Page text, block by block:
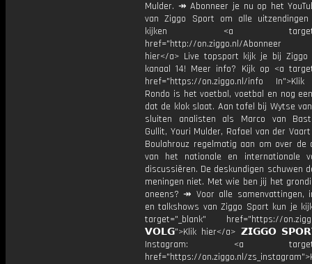
Mulder. ↠ Abonneer je nu op het
van Ziggo Sport om alle
kijken <a
href="http://on.ziggo.nl/
hier</a> Live topsport kijk je bij
kanaal 14! Meer info? Kijk op <a
href="https://on.ziggo.nl/info
Rondo is het voetbal, voetbal en nog
dat de klok slaat. Aan tafel bij Wytse
sluiten analisten als Marco van
Gullit, Youri Mulder, Rafael van der
Boulahrouz regelmatig aan om over de
van het nationale en internationale
discussiëren. De deskundigen schuwen
meningen niet. Met wie ben jij het
oneens? ↠ Voor alle samenvattingen,
en talkshows van Ziggo Sport kun je
target="_blank" href="https://
𝗩𝗢𝗟𝗚">Klik hier</a> 𝗭𝗜𝗚𝗚𝗢
Instagram: <a
href="https://on.ziggo.nl/